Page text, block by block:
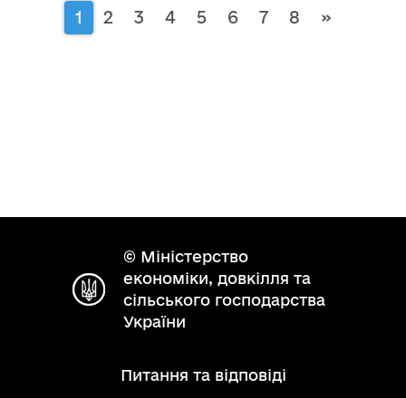
1 2 3 4 5 6 7 8 »
© Міністерство
економіки, довкілля та
сільського господарства
України
Питання та відповіді